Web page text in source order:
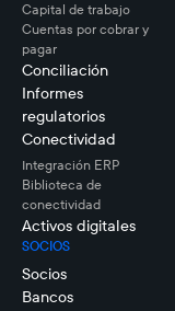
Capital de trabajo
Cuentas por cobrar y
pagar
Conciliación
Informes
regulatorios
Conectividad
Integración ERP
Biblioteca de
conectividad
Activos digitales
SOCIOS
Socios
Bancos